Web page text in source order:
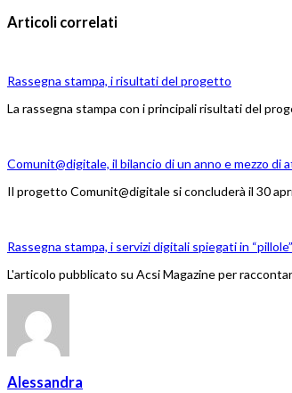
Articoli correlati
Rassegna stampa, i risultati del progetto
La rassegna stampa con i principali risultati del
Comunit@digitale, il bilancio di un anno e mezzo
Il progetto Comunit@digitale si concluderà il 30
Rassegna stampa, i servizi digitali spiegati in “pillole”
L'articolo pubblicato su Acsi Magazine per
Alessandra